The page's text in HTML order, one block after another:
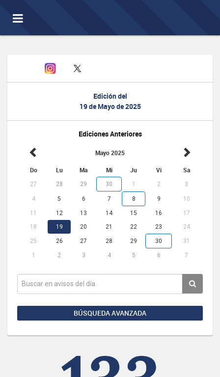
Toggle
navigation
Edición del
19 de Mayo de 2025
Ediciones Anteriores
Mayo 2025
Do Lu Ma Mi Ju Vi Sa
27 28 29 30 1 2 3
4 5 6 7 8 9 10
11 12 13 14 15 16
17
18
19 20 21 22 23 24
25 26 27 28 29 30 31
1 2 3 4 5 6 7
BÚSQUEDA AVANZADA